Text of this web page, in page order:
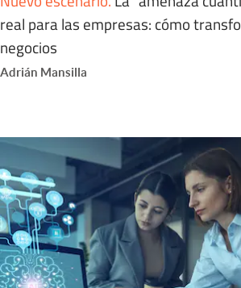
real para las empresas: cómo
negocios
Adrián Mansilla